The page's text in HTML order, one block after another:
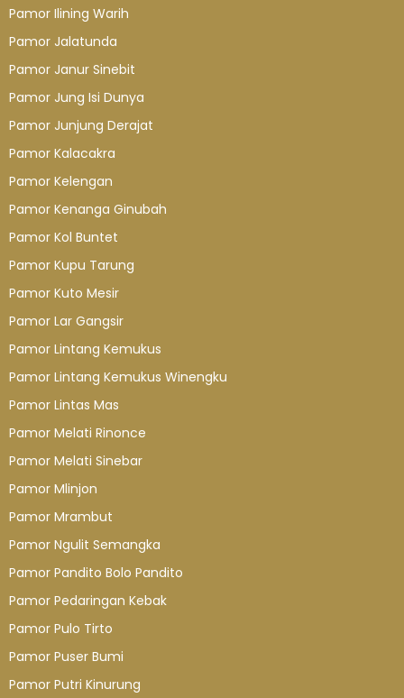
Pamor Ilining Warih
Pamor Jalatunda
Pamor Janur Sinebit
Pamor Jung Isi Dunya
Pamor Junjung Derajat
Pamor Kalacakra
Pamor Kelengan
Pamor Kenanga Ginubah
Pamor Kol Buntet
Pamor Kupu Tarung
Pamor Kuto Mesir
Pamor Lar Gangsir
Pamor Lintang Kemukus
Pamor Lintang Kemukus Winengku
Pamor Lintas Mas
Pamor Melati Rinonce
Pamor Melati Sinebar
Pamor Mlinjon
Pamor Mrambut
Pamor Ngulit Semangka
Pamor Pandito Bolo Pandito
Pamor Pedaringan Kebak
Pamor Pulo Tirto
Pamor Puser Bumi
Pamor Putri Kinurung